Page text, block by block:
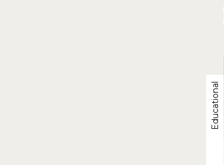
Educational